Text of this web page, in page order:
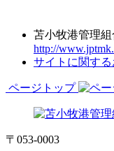
苫小牧港管理
http://
サイトに関す
ページトップ
〒053-0003